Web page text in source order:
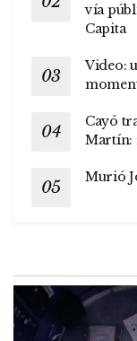
vía
Capita
Video:
Cayó
Martín:
Murió